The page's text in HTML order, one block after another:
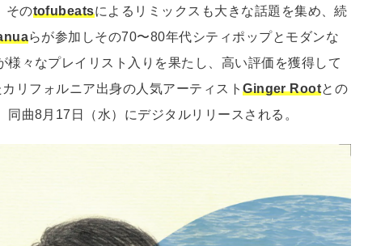
そのtofubeatsによるリミックスも大きな話題を集め、続
らが参加しその70〜80年代シティポップとモダンな
々なプレイリスト入りを果たし、高い評価を獲得して
リフォルニア出身の人気アーティストGinger Rootとの
曲8月17日（水）にデジタルリリースされる。